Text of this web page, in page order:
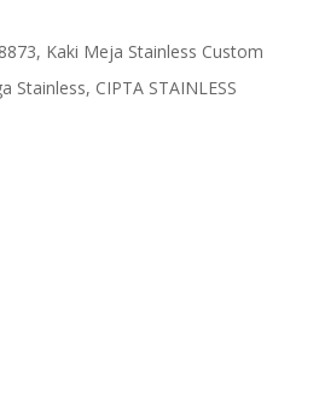
Kaki Meja Stainless Custom
Stainless, CIPTA STAINLESS